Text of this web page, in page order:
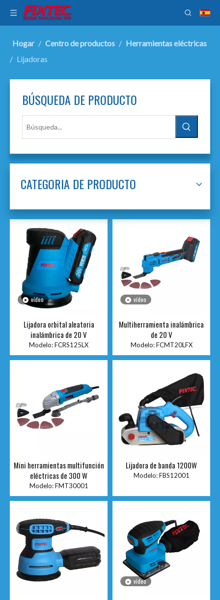
Hogar / Centro de productos / Herramientas eléctricas
/ Lijadoras
BÚSQUEDA DE PRODUCTO
CATEGORIA DE PRODUCTO
vídeo
Lijadora orbital aleatoria
inalámbrica de 20 V
Modelo:FCRS125LX
vídeo
Multiherramienta inalámbrica
de 20 V
Modelo: FCMT20LFX
Mini herramientas multifunción
eléctricas de 300 W
Modelo: FMT30001
Lijadora de banda 1200W
Modelo: FBS12001
vídeo